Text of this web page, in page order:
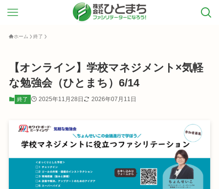
ホーム 終了
【オンライン】学校マネジメント×気軽
な勉強会（ひとまち）6/14
終了 2025年11月28日 2026年07月11日